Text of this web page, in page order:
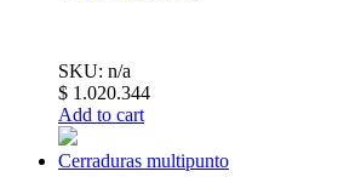
SKU: n/a
$ 1.020.344
Add to cart
Cerraduras multipunto